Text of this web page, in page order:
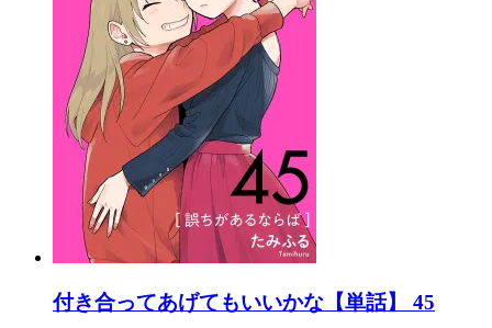
付き合ってあげてもいいかな【単話】 45